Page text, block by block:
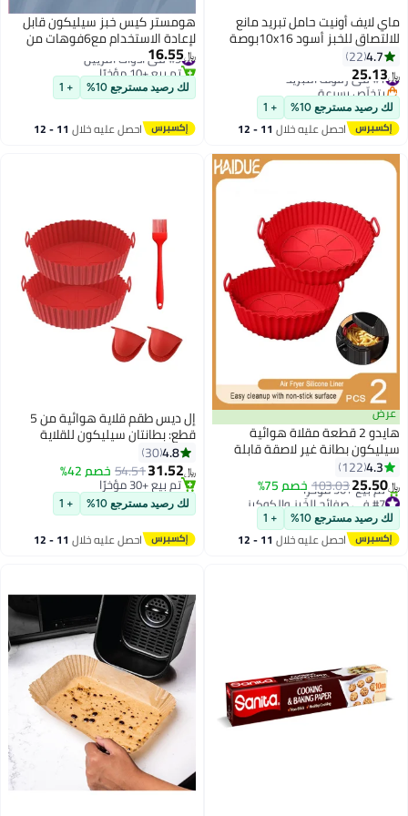
ماي لايف أونيت حامل تبريد مانع
للالتصاق للخبز أسود 10x16بوصة
4.7
22
﷼‏25.13
#1 في رفوف التبريد
بتخلّص بسرعة
#1 في رفوف التبريد
لك رصيد مسترجع 10% + 1
احصل عليه خلال 11 - 12
هومستر كيس خبز سيليكون قابل
لإعادة الاستخدام مع6فوهات من
الفولاذ المقاوم للصدأ وقاعدة -
مجموعة أدوات تزيين كريمة الكيك،
وتجليد البسكويت، والمعجنات
للمطبخ المنزلي والاستخدام
الاحترافي
﷼‏16.55
#9 في أدوات التزيين
تم بيع +10 مؤخرًا
#9 في أدوات التزيين
لك رصيد مسترجع 10% + 1
احصل عليه خلال 11 - 12
عرض
هايدو 2 قطعة مقلاة هوائية
سيليكون بطانة غير لاصقة قابلة
لإعادة الاستخدام باللون الأحمر
4.3
122
﷼‏25.50
103.03خصم 75%
#7 في صفائح الخَبز والكوكيز
أقل سعر في 30 يوم
تم بيع +30 مؤخرًا
#7 في صفائح الخَبز والكوكيز
لك رصيد مسترجع 10% + 1
احصل عليه خلال 11 - 12
إل ديس طقم قلاية هوائية من 5
قطع: بطانتان سيليكون للقلاية
الهوائية غير لاصقتين وقابلتين
لإعادة الاستخدام، مع فرشاة زيت
واحدة وقطعتين من مشابك اليد،
إكسسوارات آمنة للطعام ومقاومة
للحرارة، مناسبة لقلايات هوائية
بسعة 3 إلى 5 كوارت
4.8
30
﷼‏31.52
54.51خصم 42%
تم بيع +30 مؤخرًا
تم بيع +30 مؤخرًا
لك رصيد مسترجع 10% + 1
احصل عليه خلال 11 - 12